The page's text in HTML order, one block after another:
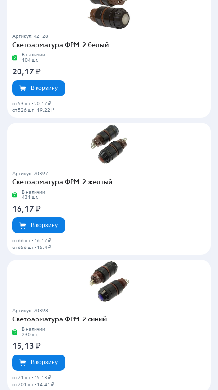
Артикул: 42128
Светоарматура ФРМ-2 белый
В наличии
104 шт.
20,17 ₽
В корзину
от 53 шт - 20.17 ₽
от 526 шт - 19.22 ₽
Артикул: 70397
Светоарматура ФРМ-2 желтый
В наличии
431 шт.
16,17 ₽
В корзину
от 66 шт - 16.17 ₽
от 656 шт - 15.4 ₽
Артикул: 70398
Светоарматура ФРМ-2 синий
В наличии
230 шт.
15,13 ₽
В корзину
от 71 шт - 15.13 ₽
от 701 шт - 14.41 ₽